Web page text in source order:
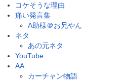
コケそうな理由
痛い発言集
A助様＠お兄やん
ネタ
あの元ネタ
YouTube
AA
カーチャン物語